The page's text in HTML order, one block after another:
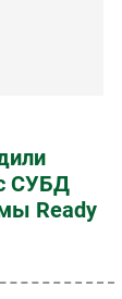
СУБД
Ready